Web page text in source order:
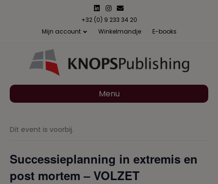
n
n
s
a
m
m
a
l
+32 (0) 9 233 34 20
Mijn account
Winkelmandje E-books
Menu
Dit event is voorbij.
Successieplanning in extremis en
post mortem – VOLZET